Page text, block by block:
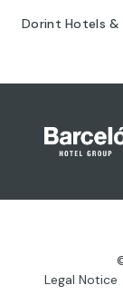
Dorint Hotels &
Legal Notice